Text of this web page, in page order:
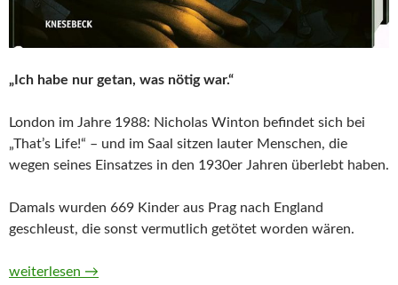
„Ich habe nur getan, was nötig war.“
London im Jahre 1988: Nicholas Winton befindet sich bei
„That’s Life!“ – und im Saal sitzen lauter Menschen, die
wegen seines Einsatzes in den 1930er Jahren überlebt haben.
Damals wurden 669 Kinder aus Prag nach England
geschleust, die sonst vermutlich getötet worden wären.
Wintons Kinder. Prag 1939. Ein Team, 669 Leben und ein
weiterlesen →